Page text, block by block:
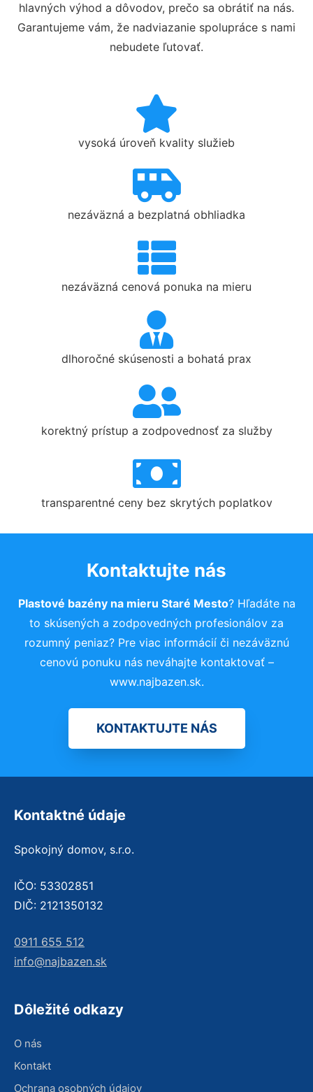
hlavných výhod a dôvodov, prečo sa obrátiť na nás.
Garantujeme vám, že nadviazanie spolupráce s nami
nebudete ľutovať.
vysoká úroveň kvality služieb
nezáväzná a bezplatná obhliadka
nezáväzná cenová ponuka na mieru
dlhoročné skúsenosti a bohatá prax
korektný prístup a zodpovednosť za služby
transparentné ceny bez skrytých poplatkov
Kontaktujte nás
Plastové bazény na mieru Staré Mesto? Hľadáte na
to skúsených a zodpovedných profesionálov za
rozumný peniaz? Pre viac informácií či nezáväznú
cenovú ponuku nás neváhajte kontaktovať –
www.najbazen.sk.
KONTAKTUJTE NÁS
Kontaktné údaje
Spokojný domov, s.r.o.
IČO: 53302851
DIČ: 2121350132
0911 655 512
info@najbazen.sk
Dôležité odkazy
O nás
Kontakt
Ochrana osobných údajov